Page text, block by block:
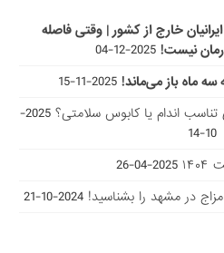
خارج از کشور | وقتی فاصله
نیست! 2025-12-04
ماه باز می‌ماند! 2025-11-15
تناسب اندام یا کابوس سلامتی؟
2025-
10-14
2025-04-26
2024-10-21